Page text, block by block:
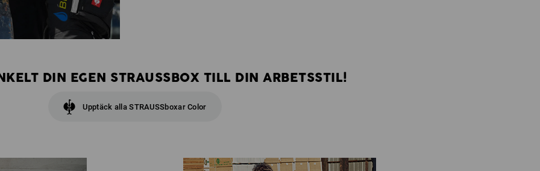
DIN EGEN STRAUSSBOX TILL DIN ARBETSSTIL!
Upptäck alla STRAUSSboxar Color